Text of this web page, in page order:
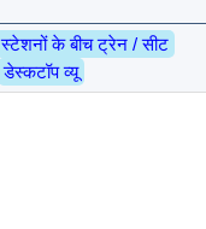
स्टेशनों के बीच ट्रेन / सीट
डेस्कटॉप व्यू